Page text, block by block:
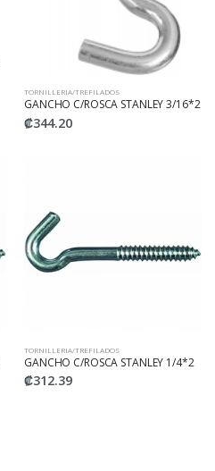
TORNILLERIA/TREFILADOS
GANCHO C/ROSCA STANLEY 3/16*2
₡344.20
TORNILLERIA/TREFILADOS
GANCHO C/ROSCA STANLEY 1/4*2
₡312.39